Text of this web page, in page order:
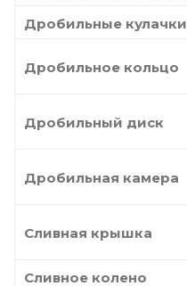
Дробильные кулачки
Дробильное кольцо
Дробильный диск
Дробильная камера
Сливная крышка
Сливное колено